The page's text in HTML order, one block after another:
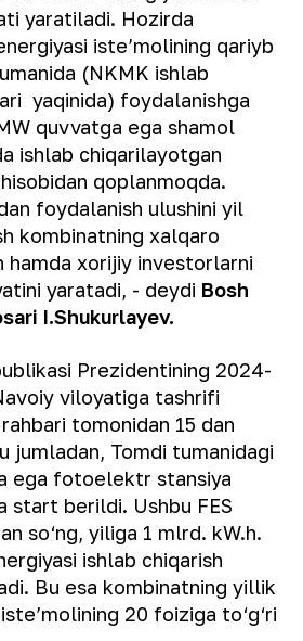
yaratiladi. Hozirda
isteʼmolining qariyb
(NKMK ishlab
yaqinida) foydalanishga
quvvatga ega shamol
ishlab chiqarilayotgan
qoplanmoqda.
foydalanish ulushini yil
kombinatning xalqaro
hamda xorijiy investorlarni
yaratadi, - deydi Bosh
I.Shukurlayev.
Prezidentining 2024-
viloyatiga tashrifi
tomonidan 15 dan
jumladan, Tomdi tumanidagi
ega fotoelektr stansiya
start berildi. Ushbu FES
so‘ng, yiliga 1 mlrd. kW.h.
ishlab chiqarish
Bu esa kombinatning yillik
20 foiziga to‘g‘ri